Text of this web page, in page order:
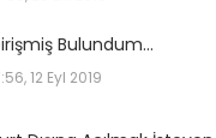
Bulundum…
12 Eyl 2019